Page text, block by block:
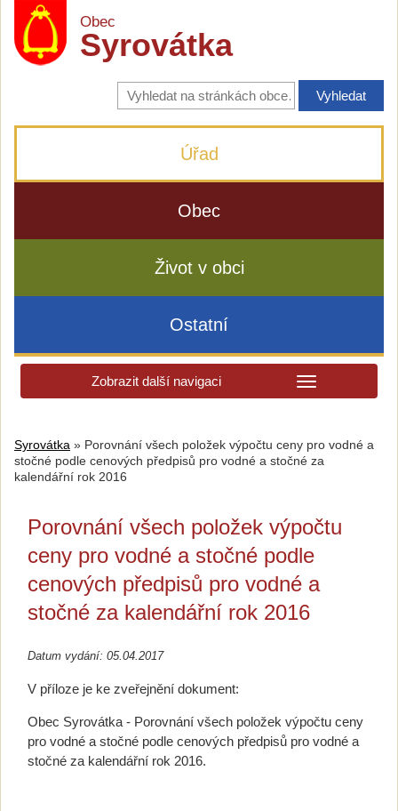
Obec
Syrovátka
Vyhledávání
na
stránkách
Úřad
Obec
Život v obci
Ostatní
Zobrazit další navigaci
Syrovátka » Porovnání všech položek výpočtu ceny pro vodné a
stočné podle cenových předpisů pro vodné a stočné za
kalendářní rok 2016
Porovnání všech položek výpočtu
ceny pro vodné a stočné podle
cenových předpisů pro vodné a
stočné za kalendářní rok 2016
Datum vydání: 05.04.2017
V příloze je ke zveřejnění dokument:
Obec Syrovátka - Porovnání všech položek výpočtu ceny
pro vodné a stočné podle cenových předpisů pro vodné a
stočné za kalendářní rok 2016.